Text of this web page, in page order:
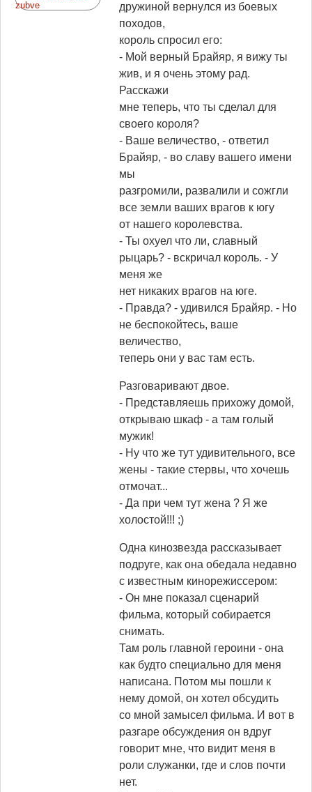
дружиной вернулся из боевых
походов,
король спросил его:
- Мой верный Брайяр, я вижу ты
жив, и я очень этому рад.
Расскажи
мне теперь, что ты сделал для
своего короля?
- Ваше величество, - ответил
Брайяр, - во славу вашего имени
мы
разгромили, развалили и сожгли
все земли ваших врагов к югу
от нашего королевства.
- Ты охуел что ли, славный
рыцарь? - вскричал король. - У
меня же
нет никаких врагов на юге.
- Правда? - удивился Брайяр. - Но
не беспокойтесь, ваше
величество,
теперь они у вас там есть.
Разговаривают двое.
- Представляешь прихожу домой,
открываю шкаф - а там голый
мужик!
- Hу что же тут удивительного, все
жены - такие стервы, что хочешь
отмочат...
- Да при чем тут жена ? Я же
холостой!!! ;)
Одна кинозвезда рассказывает
подруге, как она обедала недавно
с известным кинорежиссером:
- Он мне показал сценарий
фильма, который собирается
снимать.
Там роль главной героини - она
как будто специально для меня
написана. Потом мы пошли к
нему домой, он хотел обсудить
со мной замысел фильма. И вот в
разгаре обсуждения он вдруг
говорит мне, что видит меня в
роли служанки, где и слов почти
нет.